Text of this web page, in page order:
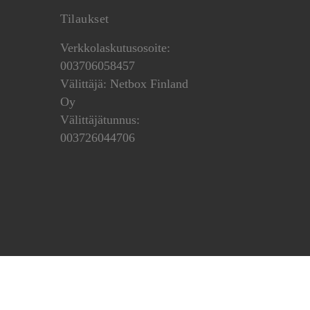
Tilaukset
Verkkolaskutusosoite:
003706058457
Välittäjä: Netbox Finland
Oy
Välittäjätunnus:
003726044706